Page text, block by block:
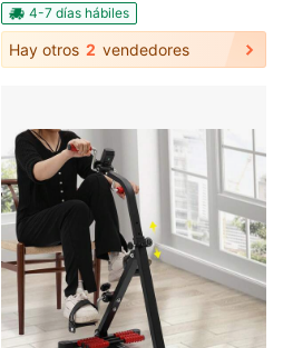
4-7 días hábiles
Hay otros 2 vendedores